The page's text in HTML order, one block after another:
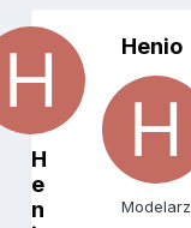
H
e
n
Henio
Modelarz